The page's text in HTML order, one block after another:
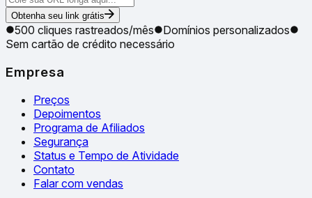
Obtenha seu link grátis
500 cliques rastreados/mês
Domínios personalizados
Sem cartão de crédito necessário
Empresa
Preços
Depoimentos
Programa de Afiliados
Segurança
Status e Tempo de Atividade
Contato
Falar com vendas